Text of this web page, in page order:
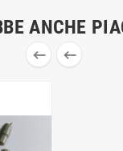
ANCHE
 